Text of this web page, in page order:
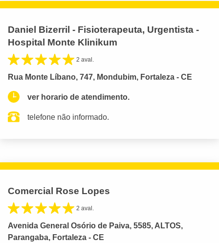
Daniel Bizerril - Fisioterapeuta, Urgentista -
Hospital Monte Klinikum
2 aval.
Rua Monte Líbano, 747, Mondubim, Fortaleza - CE
ver horario de atendimento.
telefone não informado.
Comercial Rose Lopes
2 aval.
Avenida General Osório de Paiva, 5585, ALTOS,
Parangaba, Fortaleza - CE